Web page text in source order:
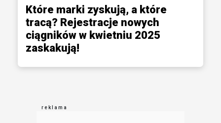
Które marki zyskują, a które
tracą? Rejestracje nowych
ciągników w kwietniu 2025
zaskakują!